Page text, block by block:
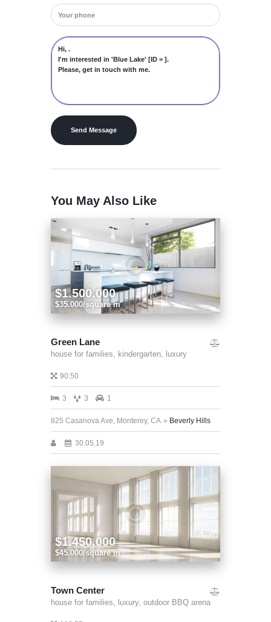
You May Also Like
$1.500.000
$35.000/square m
Green Lane
house for families, kindergarten, luxury
90.50
3 3 1
825 Casanova Ave, Monterey, CA Beverly Hills
30.05.19
$1.450.000
$45.000/square m
Town Center
house for families, luxury, outdoor BBQ arena